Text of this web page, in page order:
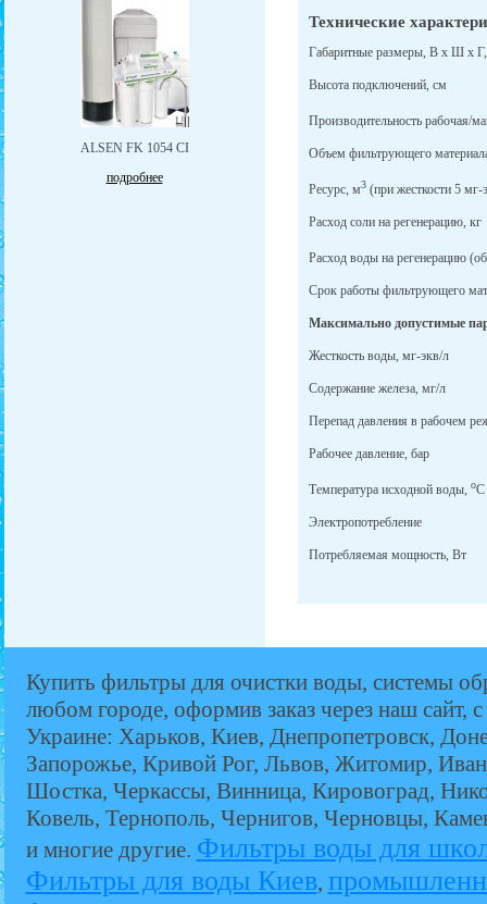
ALSEN FK 1054 CI
подробнее
Технические
Габаритные размеры, В х Ш х
Высота подключений, см
Производительность рабочая/
Объем фильтрующего
Ресурс, м3(при жесткости 5 мг-
Расход соли на регенерацию, кг
Расход воды на регенерацию
Срок работы фильтрующего
Максимально допустимые
Жесткость воды, мг-экв/л
Содержание железа, мг/л
Перепад давления в рабочем
Рабочее давление, бар
Температура исходной воды, оС
Электропотребление
Потребляемая мощность, Вт
Купить фильтры для очистки воды, системы
любом городе, оформив заказ через наш сайт,
Украине: Харьков, Киев, Днепропетровск,
Запорожье, Кривой Рог, Львов, Житомир,
Шостка, Черкассы, Винница, Кировоград,
Ковель, Тернополь, Чернигов, Черновцы,
и многие другие. Фильтры воды для
Фильтры для воды Киев,